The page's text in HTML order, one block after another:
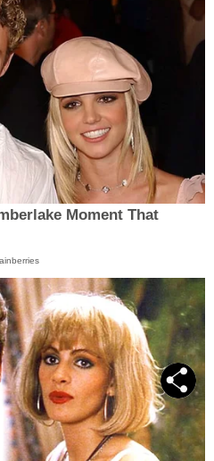
Moment That